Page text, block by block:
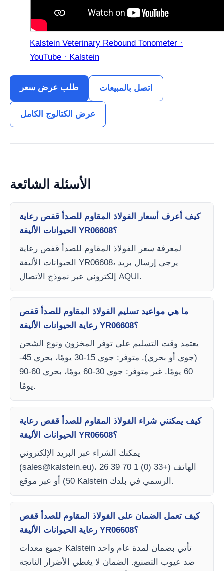
Kalstein Veterinary Rebound Tonometer ·
YouTube · Kalstein
طلب عرض سعر اتصل بالمبيعات
عرض الكتالوج الكامل
الأسئلة الشائعة
كيف أعرف أسعار الفولاذ المقاوم للصدأ قفص رعاية
الحيوانات الأليفة YR06608؟
لمعرفة سعر الفولاذ المقاوم للصدأ قفص رعاية
الحيوانات الأليفة YR06608، يرجى إرسال بريد
إلكتروني عبر نموذج الاتصال AQUI.
ما هي مواعيد تسليم الفولاذ المقاوم للصدأ قفص
رعاية الحيوانات الأليفة YR06608؟
يعتمد وقت التسليم على توفر المخزون ونوع الشحن
(جوي أو بحري). متوفر: جوي 15-30 يومًا، بحري 45-
60 يومًا. غير متوفر: جوي 30-60 يومًا، بحري 60-90
يومًا.
كيف يمكنني شراء الفولاذ المقاوم للصدأ قفص رعاية
الحيوانات الأليفة YR06608؟
يمكنك الشراء عبر البريد الإلكتروني
(sales@kalstein.eu)، الهاتف (+33 (0) 1 70 39 26
50) أو عبر موقع Kalstein الرسمي في بلدك.
كيف تعمل الضمان على الفولاذ المقاوم للصدأ قفص
رعاية الحيوانات الأليفة YR06608؟
جميع معدات Kalstein تأتي بضمان لمدة عام واحد
ضد عيوب التصنيع. الضمان لا يغطي الأضرار الناتجة